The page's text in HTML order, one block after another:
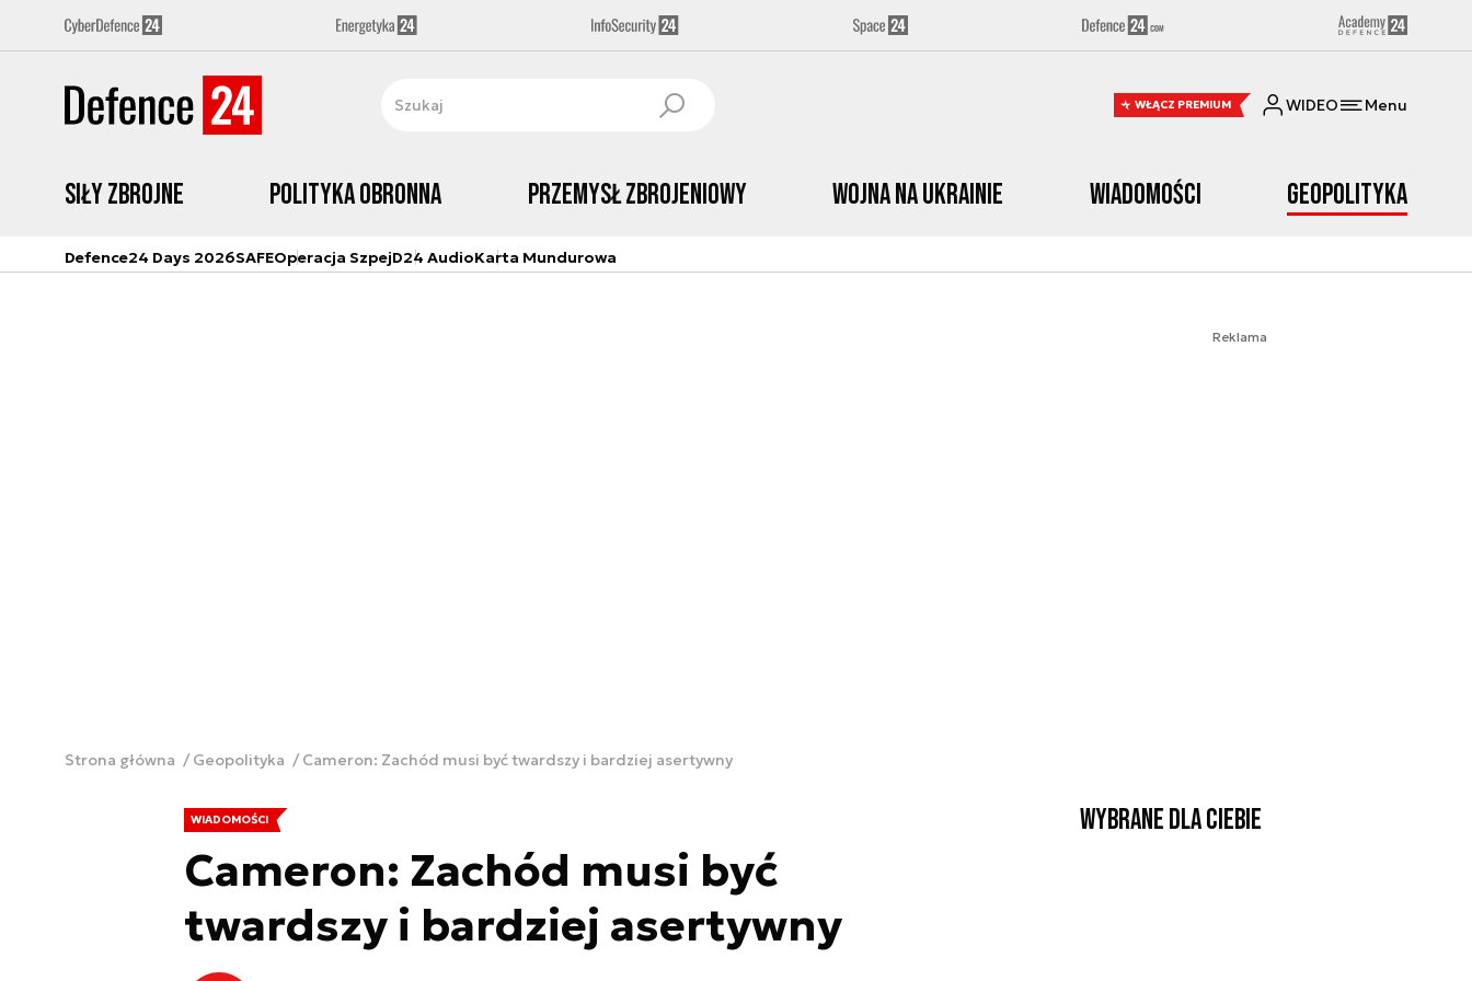
WŁĄCZ PREMIUM WIDEO Menu
Siły zbrojne Polityka obronna Przemysł Zbrojeniowy Wojna na Ukrainie Wiadomości Geopolityka
Defence24 Days 2026SAFEOperacja SzpejD24 AudioKarta Mundurowa
Reklama
Strona główna Geopolityka Cameron: Zachód musi być twardszy i bardziej asertywny
WIADOMOŚCI
Cameron: Zachód musi być
twardszy i bardziej asertywny
Wybrane dla Ciebie